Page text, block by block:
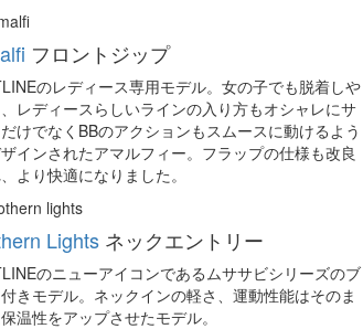
フロントジップ
のレディース専用モデル。女の子でも脱着しや
レディースらしいラインの入り方もオシャレにサ
けでなくBBのアクションもスムースに動けるよう
インされたアマルフィー。フラップの仕様も改良
より快適になりました。
Lights ネックエントリー
のニューアイコンであるムササビシリーズのブ
きモデル。ネックインの軽さ、運動性能はそのま
温性をアップさせたモデル。